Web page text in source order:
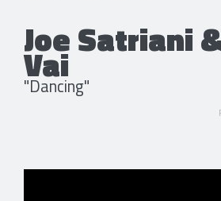
Joe Satriani
Vai
"Dancing"